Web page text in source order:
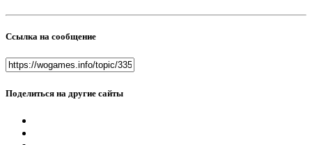
Ссылка на сообщение
Поделиться на другие сайты